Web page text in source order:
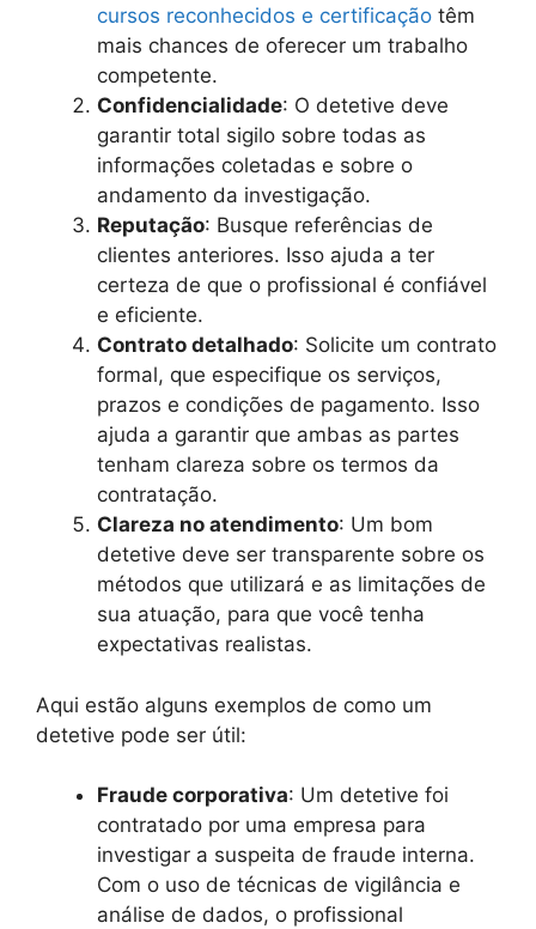
cursos reconhecidos e certificação têm
mais chances de oferecer um trabalho
competente.
Confidencialidade: O detetive deve
garantir total sigilo sobre todas as
informações coletadas e sobre o
andamento da investigação.
Reputação: Busque referências de
clientes anteriores. Isso ajuda a ter
certeza de que o profissional é confiável
e eficiente.
Contrato detalhado: Solicite um contrato
formal, que especifique os serviços,
prazos e condições de pagamento. Isso
ajuda a garantir que ambas as partes
tenham clareza sobre os termos da
contratação.
Clareza no atendimento: Um bom
detetive deve ser transparente sobre os
métodos que utilizará e as limitações de
sua atuação, para que você tenha
expectativas realistas.
Aqui estão alguns exemplos de como um
detetive pode ser útil:
Fraude corporativa: Um detetive foi
contratado por uma empresa para
investigar a suspeita de fraude interna.
Com o uso de técnicas de vigilância e
análise de dados, o profissional